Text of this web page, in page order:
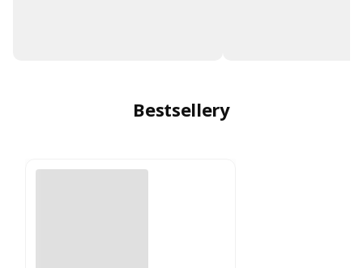
Bestsellery